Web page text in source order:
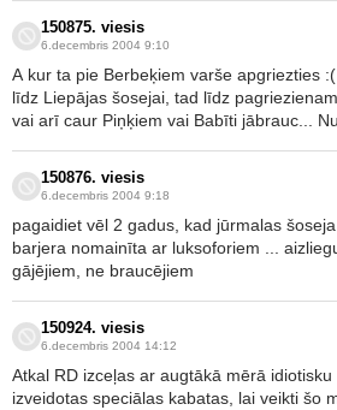
150875. viesis
6.decembris 2004 9:10
A kur ta pie Berbeķiem varše apgriezties
līdz Liepājas šosejai, tad līdz
vai arī caur Piņķiem vai Babīti jābrauc...
150876. viesis
6.decembris 2004 9:18
pagaidiet vēl 2 gadus, kad jūrmalas
barjera nomainīta ar luksoforiem ...
gājējiem, ne braucējiem
150924. viesis
6.decembris 2004 14:12
Atkal RD izceļas ar augtākā mērā
izveidotas speciālas kabatas, lai veikti šo